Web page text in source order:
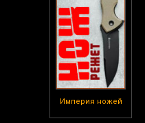
Империя ножей